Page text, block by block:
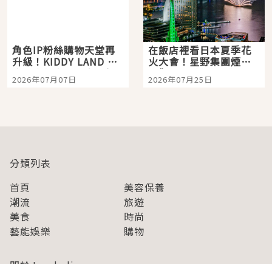
角色IP粉絲購物天堂再
升級！KIDDY LAND 原
宿店吉伊卡哇迎客，新
開幕 OMOKADO 店3分
2026年07月07日
在飯店裡看日本夏季花
火大會！星野集團煙火
景觀飯店6選，讓你不用
人擠人悠閒欣賞
2026年07月25日
分類列表
首頁
美容保養
潮流
旅遊
美食
時尚
藝能娛樂
購物
關於Japaholic